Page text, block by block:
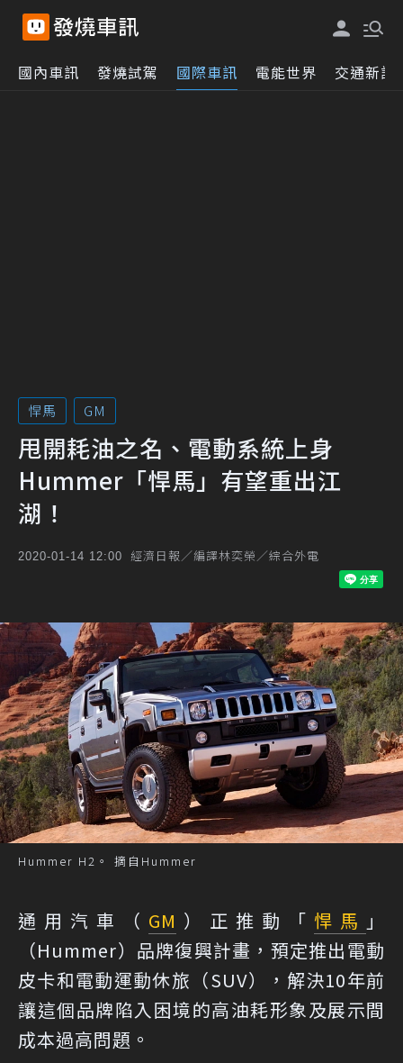
國內車訊 發燒試駕 國際車訊 電能世界 交通新訊
悍馬 GM
甩開耗油之名、電動系統上身
Hummer「悍馬」有望重出江
湖！
2020-01-14 12:00 經濟日報／編譯林奕榮／綜合外電
Hummer H2。 摘自Hummer
通用汽車（ GM ）正推動「 悍馬 」
（Hummer）品牌復興計畫，預定推出電動
皮卡和電動運動休旅（SUV），解決10年前
讓這個品牌陷入困境的高油耗形象及展示間
成本過高問題。